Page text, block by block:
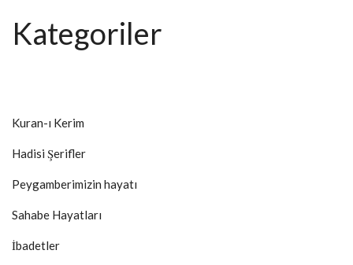
Kategoriler
Kuran-ı Kerim
Hadisi Şerifler
Peygamberimizin hayatı
Sahabe Hayatları
İbadetler